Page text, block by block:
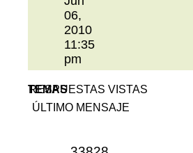
06,
2010
11:35
pm
TEMAS
RESPUESTAS VISTAS
ÚLTIMO MENSAJE